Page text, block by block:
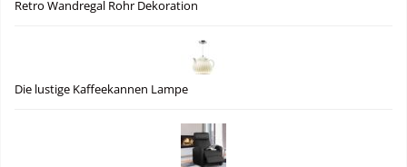
Retro Wandregal Rohr Dekoration
Die lustige Kaffeekannen Lampe